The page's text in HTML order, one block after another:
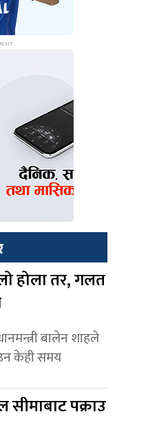
होला तर, गलत
बालेन शाहले
केही समय
पक्राउ